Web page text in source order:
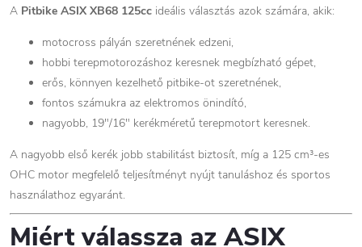
A Pitbike ASIX XB68 125cc ideális választás azok számára, akik:
motocross pályán szeretnének edzeni,
hobbi terepmotorozáshoz keresnek megbízható gépet,
erős, könnyen kezelhető pitbike-ot szeretnének,
fontos számukra az elektromos önindító,
nagyobb, 19"/16" kerékméretű terepmotort keresnek.
A nagyobb első kerék jobb stabilitást biztosít, míg a 125 cm³-es
OHC motor megfelelő teljesítményt nyújt tanuláshoz és sportos
használathoz egyaránt.
Miért válassza az ASIX